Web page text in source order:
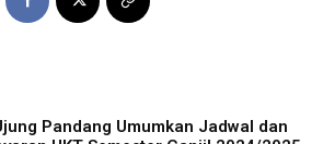
Pandang Umumkan Jadwal dan